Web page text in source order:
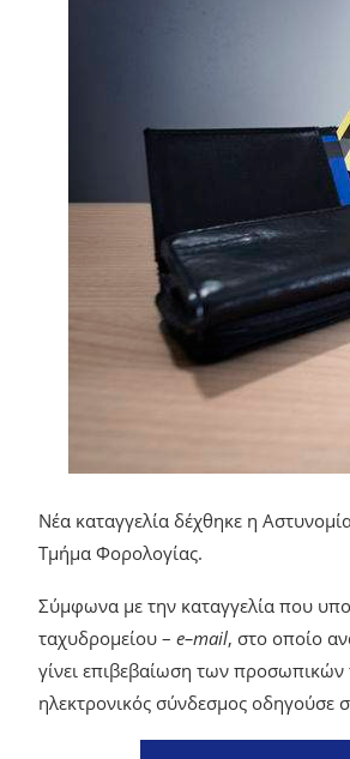
Νέα καταγγελία δέχθηκε η
Τμήμα Φορολογίας.
Σύμφωνα με την καταγγελία που
ταχυδρομείου – e–mail, στο οποίο
γίνει επιβεβαίωση των
ηλεκτρονικός σύνδεσμος οδηγούσε